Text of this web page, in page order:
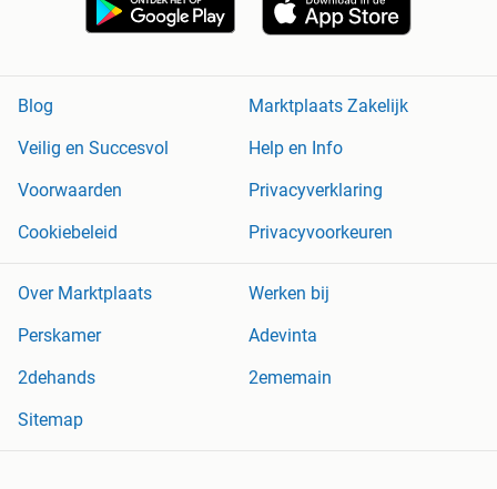
Blog
Marktplaats Zakelijk
Veilig en Succesvol
Help en Info
Voorwaarden
Privacyverklaring
Cookiebeleid
Privacyvoorkeuren
Over Marktplaats
Werken bij
Perskamer
Adevinta
2dehands
2ememain
Sitemap